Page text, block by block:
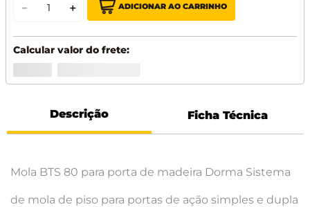
＋
－ ADICIONAR AO CARRINHO
Descrição Ficha Técnica
Mola BTS 80 para porta de madeira Dorma Sistema
de mola de piso para portas de ação simples e dupla